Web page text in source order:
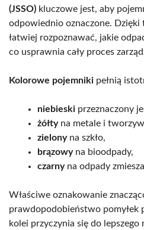
(JSSO) kluczowe jest, aby
odpowiednio oznaczone. Dzięki
łatwiej rozpoznawać, jakie
co usprawnia cały proces
Kolorowe pojemniki pełnią
niebieski przeznaczony
żółtyna metale i
zielonyna szkło,
brązowyna bioodpady,
czarnyna odpady
Właściwe oznakowanie
prawdopodobieństwo pomyłek
kolei przyczynia się do lepszego